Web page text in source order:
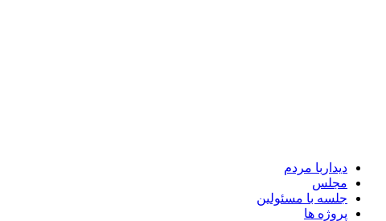
دیداربا مردم
مجلس
جلسه با مسئولین
پروژه ها